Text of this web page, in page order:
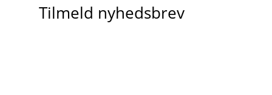
Tilmeld nyhedsbrev